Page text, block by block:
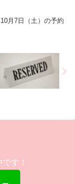
月7日（土）の予約
す！